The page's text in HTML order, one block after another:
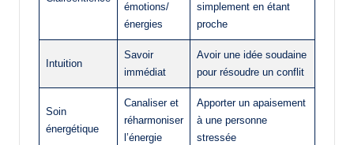
émotions/
énergies
simplement en étant
proche
Intuition
Savoir
immédiat
Avoir une idée soudaine
pour résoudre un conflit
Soin
énergétique
Canaliser et
réharmoniser
l’énergie
Apporter un apaisement
à une personne
stressée